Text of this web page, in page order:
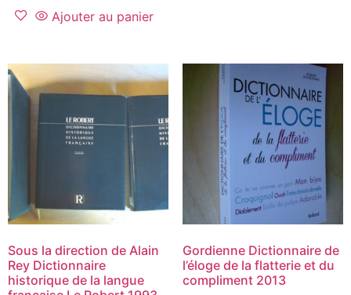
Ajouter au panier
Sous la direction de Alain
Rey Dictionnaire
historique de la langue
Gordienne Dictionnaire de
l’éloge de la flatterie et du
compliment 2013